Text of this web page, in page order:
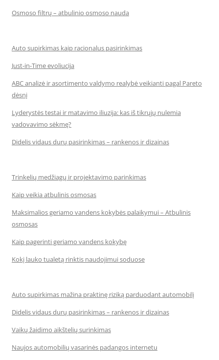
Osmoso filtrų – atbulinio osmoso nauda
Auto supirkimas kaip racionalus pasirinkimas
Just-in-Time evoliucija
ABC analizė ir asortimento valdymo realybė veikianti pagal Pareto
dėsnį
Lyderystės testai ir matavimo iliuzija: kas iš tikrųjų nulemia
vadovavimo sėkmę?
Didelis vidaus durų pasirinkimas – rankenos ir dizainas
Trinkelių medžiagų ir projektavimo parinkimas
Kaip veikia atbulinis osmosas
Maksimalios geriamo vandens kokybės palaikymui – Atbulinis
osmosas
Kaip pagerinti geriamo vandens kokybę
Kokį lauko tualetą rinktis naudojimui soduose
Auto supirkimas mažina praktinę riziką parduodant automobilį
Didelis vidaus durų pasirinkimas – rankenos ir dizainas
Vaikų žaidimo aikštelių surinkimas
Naujos automobilių vasarinės padangos internetu